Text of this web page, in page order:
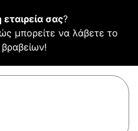
εταιρεία σας?
μπορείτε να λάβετε το